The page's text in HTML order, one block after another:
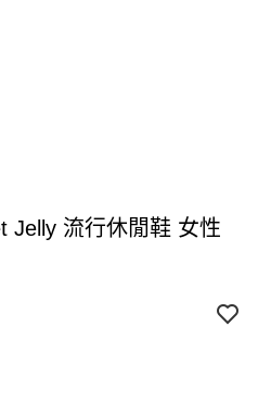
Jelly 流行休閒鞋 女性